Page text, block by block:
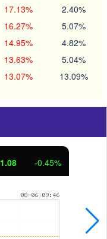
17.13% 2.40%
16.27% 5.07%
14.95% 4.82%
13.63% 5.04%
13.07% 13.09%